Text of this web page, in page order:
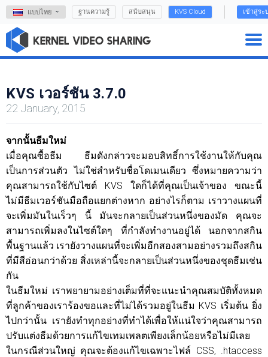
แบบไทย ฐานความรู้ สนับสนุน KVS Cloud เข้าสู่ระ
KVS เวอร์ชัน 3.7.0
22 January, 2015
จากนั้นธีมใหม่
เมื่อคุณซื้อธีม ธีมดังกล่าวจะมอบสิทธิ์การใช้งานให้กับคุณ
เป็นการส่วนตัว ไม่ใช่สำหรับชื่อโดเมนเดียว ซึ่งหมายความว่า
คุณสามารถใช้กับไซต์ KVS ใดก็ได้ที่คุณเป็นเจ้าของ ขณะนี้
ไม่มีธีมเวอร์ชันมือถือแยกต่างหาก อย่างไรก็ตาม เราวางแผนที่
จะเพิ่มมันในเร็วๆ นี้ มันจะกลายเป็นส่วนหนึ่งของมัด คุณจะ
สามารถเพิ่มลงในไซต์ใดๆ ที่กำลังทำงานอยู่ได้ นอกจากสกิน
พื้นฐานแล้ว เรายังวางแผนที่จะเพิ่มอีกสองสามอย่างรวมถึงสกิน
ที่มีสีอ่อนกว่าด้วย สิ่งเหล่านี้จะกลายเป็นส่วนหนึ่งของชุดธีมเช่น
กัน
ในธีมใหม่ เราพยายามอย่างเต็มที่ที่จะแนะนำคุณสมบัติทั้งหมด
ที่ลูกค้าของเราร้องขอและที่ไม่ได้รวมอยู่ในธีม KVS เริ่มต้น ยิ่ง
ไปกว่านั้น เรายังทำทุกอย่างที่ทำได้เพื่อให้แน่ใจว่าคุณสามารถ
ปรับแต่งธีมด้วยการแก้ไขเทมเพลตเพียงเล็กน้อยหรือไม่มีเลย
ในกรณีส่วนใหญ่ คุณจะต้องแก้ไขเฉพาะไฟล์ CSS, .htaccess